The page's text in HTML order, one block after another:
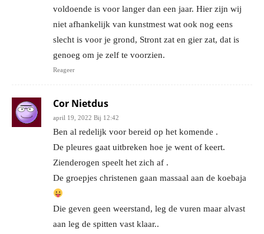
voldoende is voor langer dan een jaar. Hier zijn wij
niet afhankelijk van kunstmest wat ook nog eens
slecht is voor je grond, Stront zat en gier zat, dat is
genoeg om je zelf te voorzien.
Reageer
Cor Nietdus
april 19, 2022 Bij 12:42
Ben al redelijk voor bereid op het komende .
De pleures gaat uitbreken hoe je went of keert.
Zienderogen speelt het zich af .
De groepjes christenen gaan massaal aan de koebaja
Die geven geen weerstand, leg de vuren maar alvast
aan leg de spitten vast klaar..